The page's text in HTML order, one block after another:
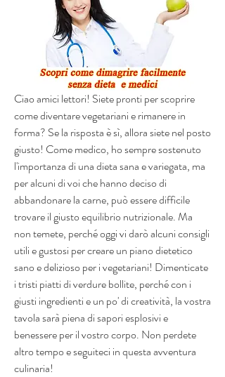
Ciao amici lettori! Siete pronti per scoprire
come diventare vegetariani e rimanere in
forma? Se la risposta è sì, allora siete nel posto
giusto! Come medico, ho sempre sostenuto
l'importanza di una dieta sana e variegata, ma
per alcuni di voi che hanno deciso di
abbandonare la carne, può essere difficile
trovare il giusto equilibrio nutrizionale. Ma
non temete, perché oggi vi darò alcuni consigli
utili e gustosi per creare un piano dietetico
sano e delizioso per i vegetariani! Dimenticate
i tristi piatti di verdure bollite, perché con i
giusti ingredienti e un po' di creatività, la vostra
tavola sarà piena di sapori esplosivi e
benessere per il vostro corpo. Non perdete
altro tempo e seguiteci in questa avventura
culinaria!